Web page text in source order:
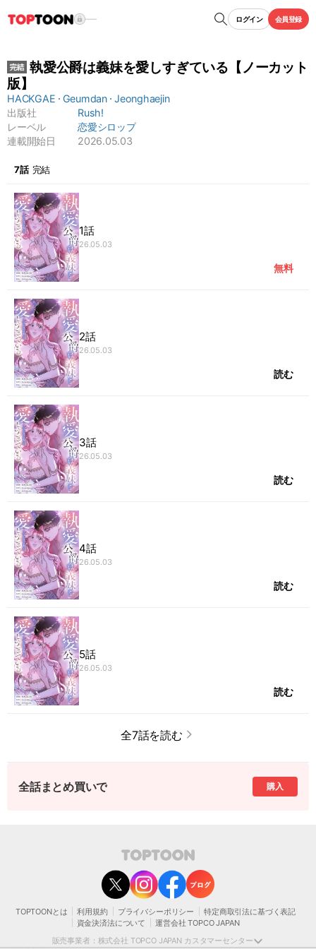
ログイン 会員登録
執愛公爵は義妹を愛しすぎている【ノーカット
版】
HACKGAE Geumdan Jeonghaejin
出版社
Rush!
レーベル
恋愛シロップ
連載開始日
2026.05.03
7話 完結
1話
26.05.03
無料
2話
26.05.03
読む
3話
26.05.03
読む
4話
26.05.03
読む
5話
26.05.03
読む
全7話を読む
全話まとめ買いで 購入
TOPTOONとは 利用規約 プライバシーポリシー
特定商取引法に基づく表記
資金決済法について
運営会社 TOPCO JAPAN
販売事業者：株式会社 TOPCO JAPAN カスタマーセンター
contact@toptoon.jp
カスタマーセンター受付時間 10：30～13：00、14：00～18：30（土・日・祝日は
除く）
営業時間外にいただいたお問い合わせは、翌営業日以降にご対応いたしますことをご
了承ください。
モバイルやパソコンの迷惑メール対策等により、弊社からお送りするメールが正しく
届かない場合がございます。
受信できるよう設定をお願い申し上げます。